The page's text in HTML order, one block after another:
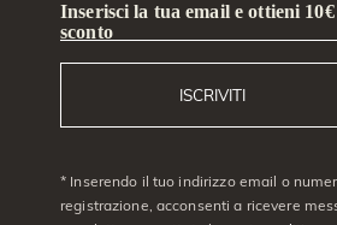
Inserisci la tua email e ottieni
sconto
ISCRIVITI
* Inserendo il tuo indirizzo email o
registrazione, acconsenti a ricevere